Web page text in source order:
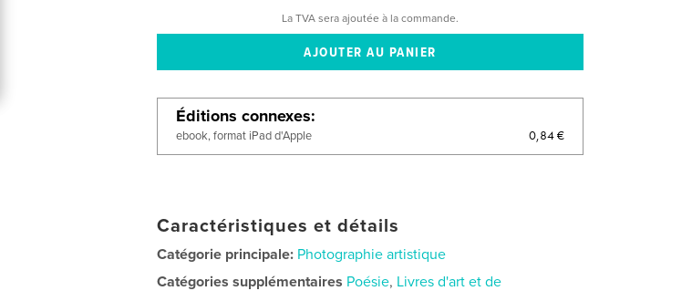
La TVA sera ajoutée à la commande.
Éditions connexes
ebook, format iPad d'Apple 0,84 €
Caractéristiques et détails
Catégorie principale: Photographie artistique
Catégories supplémentaires Poésie, Livres d'art et de